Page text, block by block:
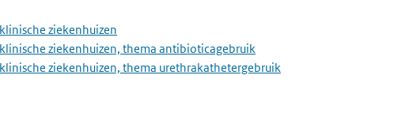
ziekenhuizen
ziekenhuizen, thema antibioticagebruik
ziekenhuizen, thema urethrakathetergebruik